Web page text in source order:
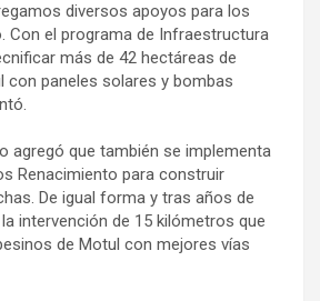
diversos apoyos para los
Con el programa de Infraestructura
más de 42 hectáreas de
con paneles solares y bombas
agregó que también se implementa
Renacimiento para construir
De igual forma y tras años de
intervención de 15 kilómetros que
de Motul con mejores vías